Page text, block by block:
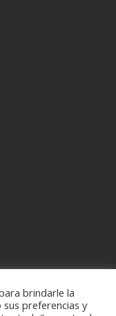
brindarle la
preferencias y